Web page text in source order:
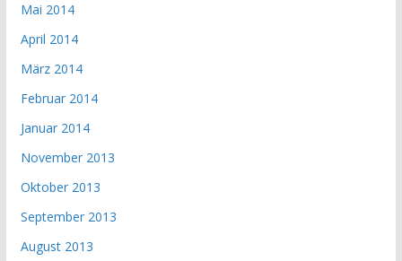
Mai 2014
April 2014
März 2014
Februar 2014
Januar 2014
November 2013
Oktober 2013
September 2013
August 2013